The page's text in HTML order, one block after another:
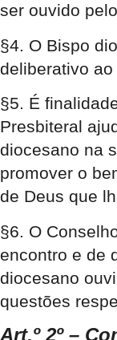
ser ouvido
§4. O Bispo
deliberativo
§5. É
Presbiteral
diocesano na
promover o
de Deus que
§6. O
encontro e de
diocesano
questões
Art.º 2º –